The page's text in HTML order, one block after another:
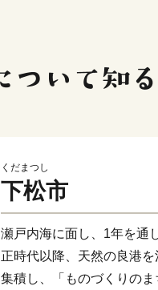
くだまつし
下松市
瀬戸内海に面し、1年を通
正時代以降、天然の良港
集積し、「ものづくりの